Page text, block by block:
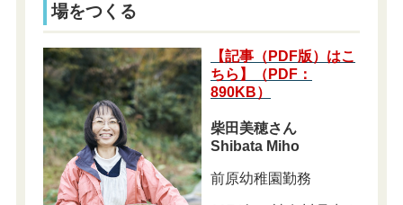
場をつくる
【記事（PDF版）はこ
ちら】（PDF：
890KB）
柴田美穂さん
Shibata Miho
前原幼稚園勤務